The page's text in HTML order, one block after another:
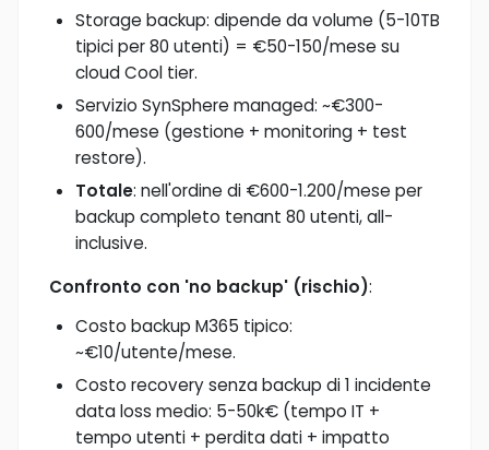
Storage backup: dipende da volume (5-10TB
tipici per 80 utenti) = €50-150/mese su
cloud Cool tier.
Servizio SynSphere managed: ~€300-
600/mese (gestione + monitoring + test
restore).
Totale: nell'ordine di €600-1.200/mese per
backup completo tenant 80 utenti, all-
inclusive.
Confronto con 'no backup' (rischio):
Costo backup M365 tipico:
~€10/utente/mese.
Costo recovery senza backup di 1 incidente
data loss medio: 5-50k€ (tempo IT +
tempo utenti + perdita dati + impatto